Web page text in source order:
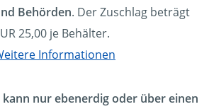
Behörden. Der Zuschlag beträgt
25,00 je Behälter.
Informationen
nur ebenerdig oder über einen